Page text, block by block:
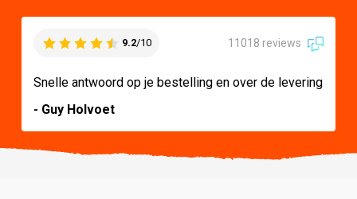
9.2/10 11018 reviews
Snelle antwoord op je bestelling en over de levering
- Guy Holvoet